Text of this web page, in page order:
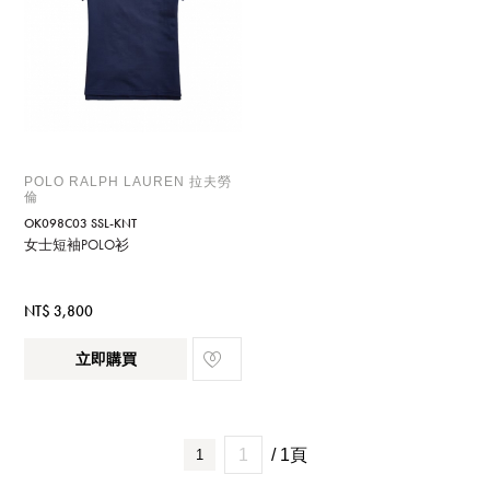
POLO RALPH LAUREN 拉夫勞
倫
OK098C03 SSL-KNT
女士短袖POLO衫
NT$ 3,800
立即購買
1 / 1頁